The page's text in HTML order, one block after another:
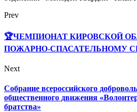
Prev
🏆ЧЕМПИОНАТ КИРОВСКОЙ
ПОЖАРНО-СПАСАТЕЛЬНОМУ
Next
Собрание всероссийского
общественного движения
братства»